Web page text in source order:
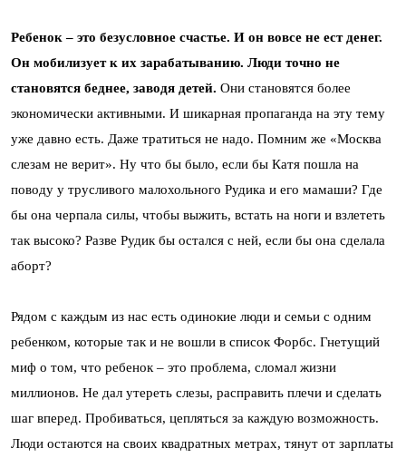
Ребенок – это безусловное счастье. И он вовсе не ест денег.
Он мобилизует к их зарабатыванию. Люди точно не
становятся беднее, заводя детей. Они становятся более
экономически активными. И шикарная пропаганда на эту тему
уже давно есть. Даже тратиться не надо. Помним же «Москва
слезам не верит». Ну что бы было, если бы Катя пошла на
поводу у трусливого малохольного Рудика и его мамаши? Где
бы она черпала силы, чтобы выжить, встать на ноги и взлететь
так высоко? Разве Рудик бы остался с ней, если бы она сделала
аборт?
Рядом с каждым из нас есть одинокие люди и семьи с одним
ребенком, которые так и не вошли в список Форбс. Гнетущий
миф о том, что ребенок – это проблема, сломал жизни
миллионов. Не дал утереть слезы, расправить плечи и сделать
шаг вперед. Пробиваться, цепляться за каждую возможность.
Люди остаются на своих квадратных метрах, тянут от зарплаты